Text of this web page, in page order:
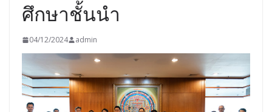
ศึกษาชั้นนำ
04/12/2024 admin